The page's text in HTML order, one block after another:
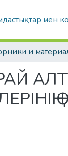
мен